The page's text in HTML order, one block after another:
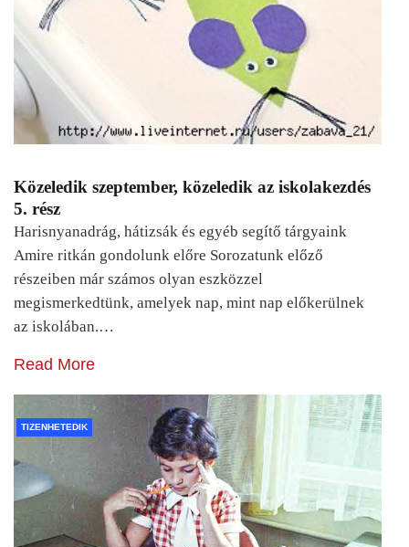
Közeledik szeptember, közeledik az iskolakezdés
5. rész
Harisnyanadrág, hátizsák és egyéb segítő tárgyaink
Amire ritkán gondolunk előre Sorozatunk előző
részeiben már számos olyan eszközzel
megismerkedtünk, amelyek nap, mint nap előkerülnek
az iskolában.…
Read More
TIZENHETEDIK